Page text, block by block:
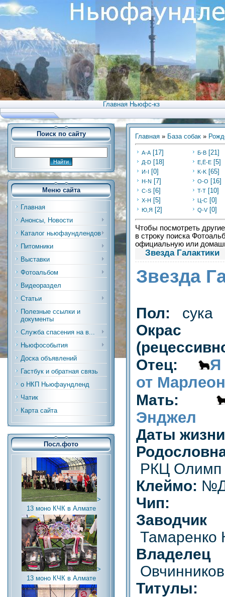
Главная Ньюфс-кз
Поиск по сайту
Меню сайта
Главная
Анонсы, Новости
Каталог ньюфаундлендов
Питомники
Выставки
Фотоальбом
Видеораздел
Статьи
Полезные ссылки и
документы
Служба спасения на в...
Ньюфособытия
Доска объявлений
Гастбук и обратная связь
о НКП Ньюфаундленд
Чатик
Карта сайта
Посл.фото
>
13 моно КЧК в Алмате
>
13 моно КЧК в Алмате
Главная » База собак »
А-А [17] Б-В [21]
Д-D [18] Е,Ё-Е [5]
И-I [0] K-K [65]
Н-N [7] O-O [16]
C-S [6] T-T [10]
Х-H [5] Ц-C [0]
Ю,Я [2] Q-V [0]
Чтобы посмотреть
в строку поиска
официальную или
Звезда Галактики
Звезда
Пол: сука
Окрас
Отец:
Я
от
Мать:
Энджел
Даты
РКЦ Олимп
Клеймо:
Чип:
Заводчик
Тамаренко
Владелец
Титулы: